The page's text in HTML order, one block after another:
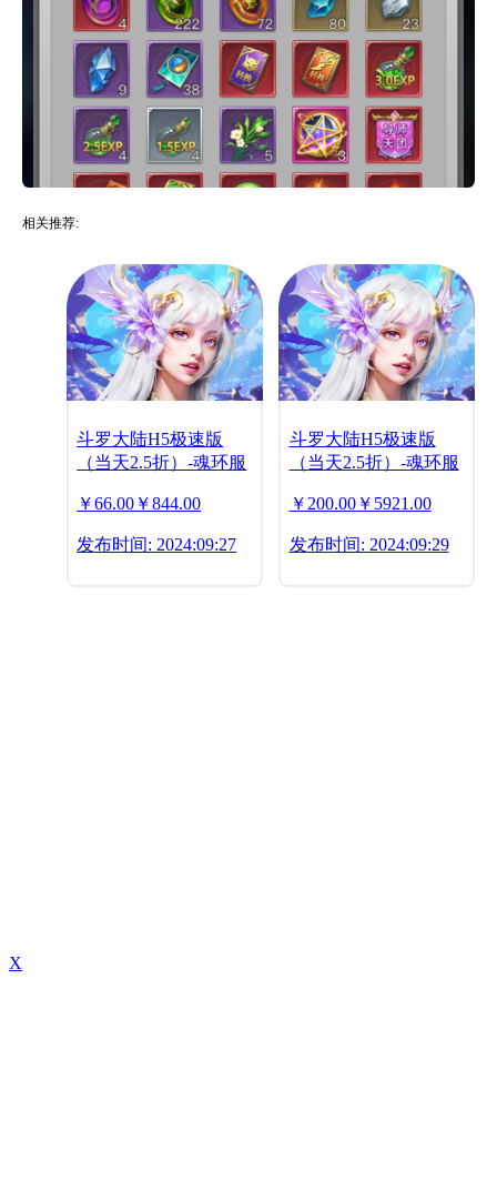
相关推荐:
斗罗大陆H5极速版
（当天2.5折）-魂环服
￥66.00 ￥844.00
发布时间: 2024:09:27
斗罗大陆H5极速版
（当天2.5折）-魂环服
￥200.00￥5921.00
发布时间: 2024:09:29
X